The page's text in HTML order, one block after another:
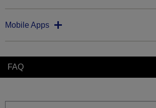
Mobile Apps
FAQ